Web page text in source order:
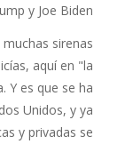
y Joe Biden.
sirenas
aquí en "la
Y es que se ha
Unidos, y ya
y privadas se